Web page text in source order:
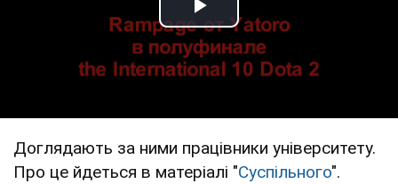
Play Video
Доглядають за ними працівники університету.
Про це йдеться в матеріалі "Суспільного".